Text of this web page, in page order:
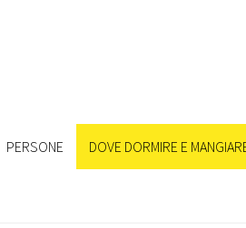
PERSONE DOVE DORMIRE E